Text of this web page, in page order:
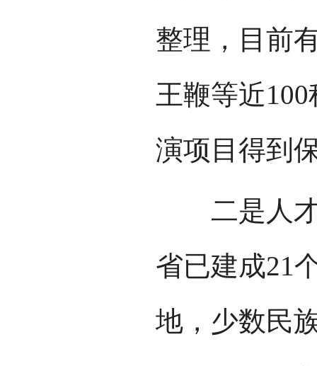
整理，目前
王鞭等近
演项目得到
二是人才
省已建成21
地，少数民